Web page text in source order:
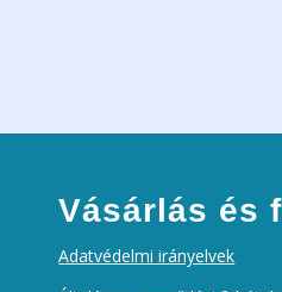
Vásárlás és
Adatvédelmi irányelvek